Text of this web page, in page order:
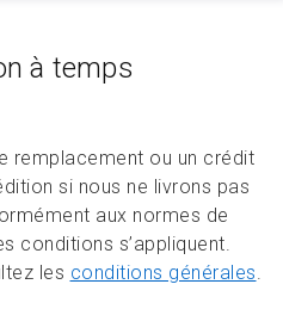
à temps
remplacement ou un crédit
si nous ne livrons pas
aux normes de
conditions s’appliquent.
les conditions générales.